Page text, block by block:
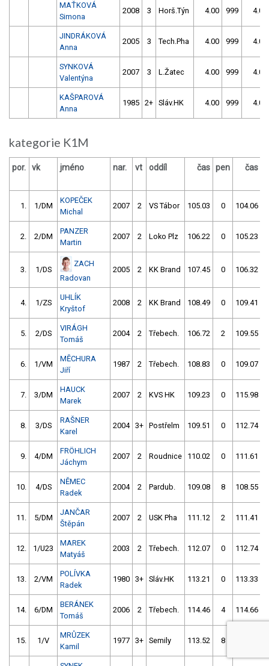
MAŤKOVÁ
Simona
2008 3 Horš.Týn 4.00 999 4.00
JINDRÁKOVÁ
Anna
2005 3 Tech.Pha 4.00 999 4.00
SYNKOVÁ
Valentýna
2007 3 L.Žatec 4.00 999 4.00
KAŠPAROVÁ
Anna
1985 2+ Sláv.HK 4.00 999 4.00
kategorie K1M
por. vk jméno nar. vt oddíl čas pen čas
1. 1/DM
KOPEČEK
Michal
2007 2 VS Tábor 105.03 0 104.06
2. 2/DM
PANZER
Martin
2007 2 Loko Plz 106.22 0 105.23
3. 1/DS
ZACH
Radovan
2005 2 KK Brand 107.45 0 106.32
4. 1/ZS
UHLÍK
Kryštof
2008 2 KK Brand 108.49 0 109.41
5. 2/DS
VIRÁGH
Tomáš
2004 2 Třebech. 106.72 2 109.55
6. 1/VM
MĚCHURA
Jiří
1987 2 Třebech. 108.83 0 109.07
7. 3/DM
HAUCK
Marek
2007 2 KVS HK 109.23 0 115.98
8. 3/DS
RAŠNER
Karel
2004 3+ Postřelm 109.51 0 112.74
9. 4/DM
FRÖHLICH
Jáchym
2007 2 Roudnice 110.02 0 111.61
10. 4/DS
NĚMEC
Radek
2004 2 Pardub. 109.08 8 108.55
11. 5/DM
JANČAR
Štěpán
2007 2 USK Pha 111.12 2 111.41
12. 1/U23
MAREK
Matyáš
2003 2 Třebech. 112.07 0 112.74
13. 2/VM
POLÍVKA
Radek
1980 3+ Sláv.HK 113.21 0 113.33
14. 6/DM
BERÁNEK
Tomáš
2006 2 Třebech. 114.46 4 114.66
15. 1/V
MRŮZEK
Kamil
1977 3+ Semily 113.52 8